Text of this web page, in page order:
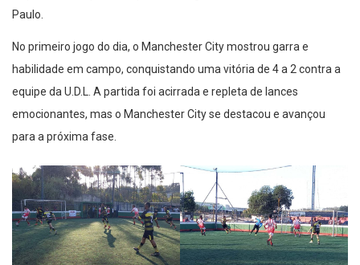
Paulo.
No primeiro jogo do dia, o Manchester City mostrou garra e
habilidade em campo, conquistando uma vitória de 4 a 2 contra a
equipe da U.D.L. A partida foi acirrada e repleta de lances
emocionantes, mas o Manchester City se destacou e avançou
para a próxima fase.